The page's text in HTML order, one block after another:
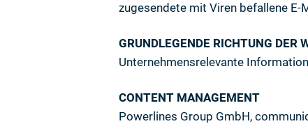
zugesendete mit Viren befallene
GRUNDLEGENDE RICHTUNG DER
Unternehmensrelevante
CONTENT MANAGEMENT
Powerlines Group GmbH,